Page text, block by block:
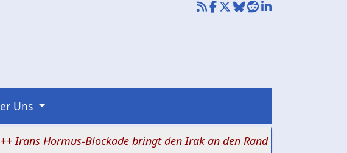
Uns
Hormus-Blockade bringt den Irak an den Rand der